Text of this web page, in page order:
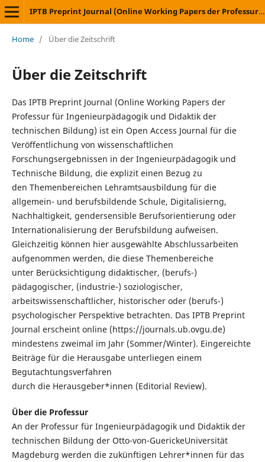
IPTB Preprint Journal (Online Working Papers der Professur für Ingenieurpädagogik und Didaktik der technischen Bildung)
Home / Über die Zeitschrift
Über die Zeitschrift
Das IPTB Preprint Journal (Online Working Papers der
Professur für Ingenieurpädagogik und Didaktik der
technischen Bildung) ist ein Open Access Journal für die
Veröffentlichung von wissenschaftlichen
Forschungsergebnissen in der Ingenieurpädagogik und
Technische Bildung, die explizit einen Bezug zu
den Themenbereichen Lehramtsausbildung für die
allgemein- und berufsbildende Schule, Digitalisierng,
Nachhaltigkeit, gendersensible Berufsorientierung oder
Internationalisierung der Berufsbildung aufweisen.
Gleichzeitig können hier ausgewählte Abschlussarbeiten
aufgenommen werden, die diese Themenbereiche
unter Berücksichtigung didaktischer, (berufs-)
pädagogischer, (industrie-) soziologischer,
arbeitswissenschaftlicher, historischer oder (berufs-)
psychologischer Perspektive betrachten. Das IPTB Preprint
Journal erscheint online (https://journals.ub.ovgu.de)
mindestens zweimal im Jahr (Sommer/Winter). Eingereichte
Beiträge für die Herausgabe unterliegen einem
Begutachtungsverfahren
durch die Herausgeber*innen (Editorial Review).
Über die Professur
An der Professur für Ingenieurpädagogik und Didaktik der
technischen Bildung der Otto-von-GuerickeUniversität
Magdeburg werden die zukünftigen Lehrer*innen für das